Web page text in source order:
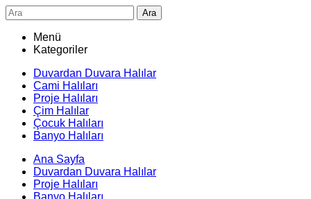
Ara
Menü
Kategoriler
Duvardan Duvara Halılar
Cami Halıları
Proje Halıları
Çim Halılar
Çocuk Halıları
Banyo Halıları
Ana Sayfa
Duvardan Duvara Halılar
Proje Halıları
Banyo Halıları